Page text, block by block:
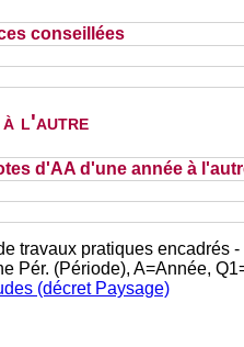
conseillées
à l'autre
d'AA d'une année à
travaux pratiques
Pér. (Période), A=Année,
(décret Paysage)